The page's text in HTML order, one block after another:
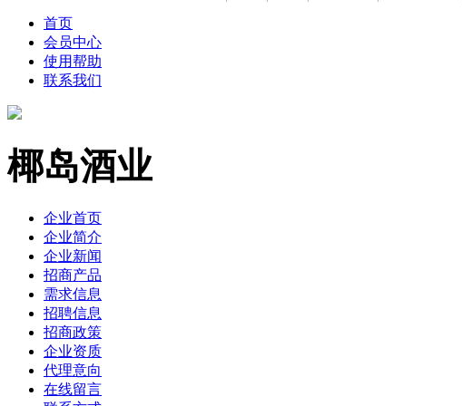
首页
会员中心
使用帮助
联系我们
椰岛酒业
企业首页
企业简介
企业新闻
招商产品
需求信息
招聘信息
招商政策
企业资质
代理意向
在线留言